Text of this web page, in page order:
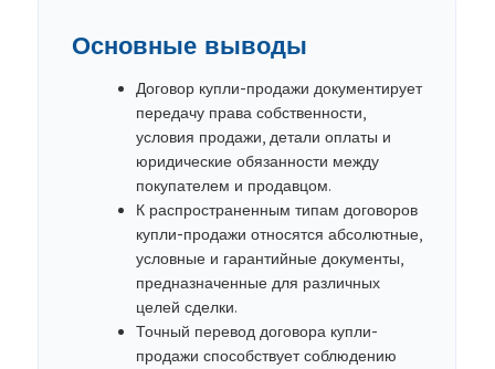
Основные выводы
Договор купли-продажи документирует
передачу права собственности,
условия продажи, детали оплаты и
юридические обязанности между
покупателем и продавцом.
К распространенным типам договоров
купли-продажи относятся абсолютные,
условные и гарантийные документы,
предназначенные для различных
целей сделки.
Точный перевод договора купли-
продажи способствует соблюдению